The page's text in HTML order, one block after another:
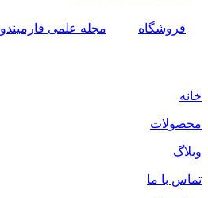
فروشگاه مجله علمی فارمیندو
خانه
محصولات
وبلاگ
تماس با ما